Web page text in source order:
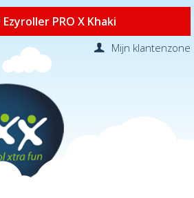
Ezyroller PRO X Khaki
Mijn klantenzone